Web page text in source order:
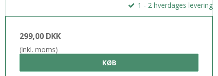
1 - 2 hverdages levering
299,00 DKK
(inkl. moms)
KØB